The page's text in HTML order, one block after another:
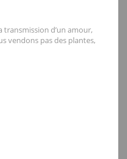
transmission d’un amour,
vendons pas des plantes,